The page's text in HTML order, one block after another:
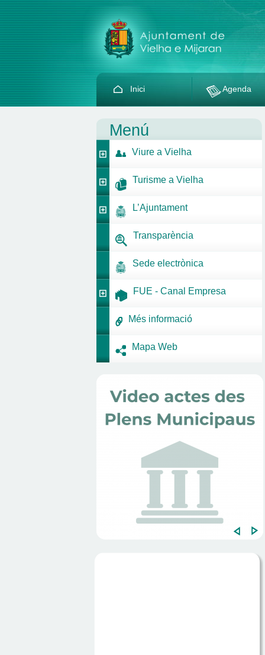
Inici Agenda
Menú
Viure a Vielha
Turisme a Vielha
L’Ajuntament
Transparència
Sede electrònica
FUE - Canal Empresa
Més informació
Mapa Web